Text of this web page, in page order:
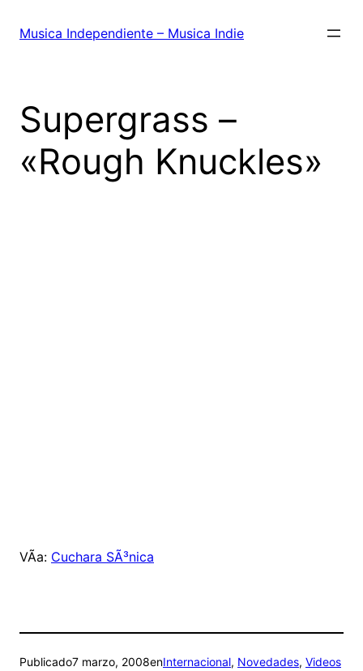
Musica Independiente – Musica Indie
Supergrass –
«Rough Knuckles»
VÃ­a: Cuchara SÃ³nica
Publicado7 marzo, 2008enInternacional, Novedades, Videos